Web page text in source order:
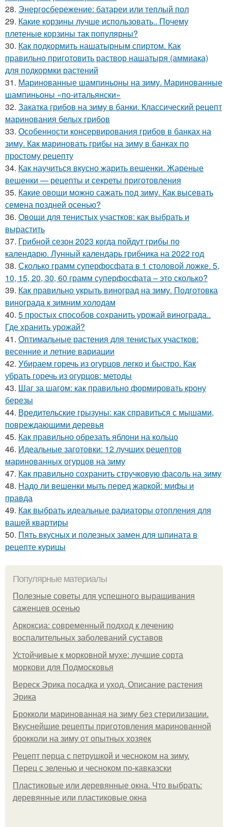
28. Энергосбережение: батареи или теплый пол
29. Какие корзины лучше использовать.. Почему
плетеные корзины так популярны?
30. Как подкормить нашатырным спиртом. Как
правильно приготовить раствор нашатыря (аммиака)
для подкормки растений
31. Маринованные шампиньоны на зиму. Маринованные
шампиньоны «по-итальянски»
32. Закатка грибов на зиму в банки. Классический рецепт
маринования белых грибов
33. Особенности консервирования грибов в банках на
зиму. Как мариновать грибы на зиму в банках по
простому рецепту
34. Как научиться вкусно жарить вешенки. Жареные
вешенки — рецепты и секреты приготовления
35. Какие овощи можно сажать под зиму. Как высевать
семена поздней осенью?
36. Овощи для тенистых участков: как выбрать и
вырастить
37. Грибной сезон 2023 когда пойдут грибы по
календарю. Лунный календарь грибника на 2022 год
38. Сколько грамм суперфосфата в 1 столовой ложке. 5,
10, 15, 20, 30, 60 грамм суперфосфата – это сколько?
39. Как правильно укрыть виноград на зиму. Подготовка
винограда к зимним холодам
40. 5 простых способов сохранить урожай винограда..
Где хранить урожай?
41. Оптимальные растения для тенистых участков:
весенние и летние вариации
42. Убираем горечь из огурцов легко и быстро. Как
убрать горечь из огурцов: методы
43. Шаг за шагом: как правильно формировать крону
березы
44. Вредительские грызуны: как справиться с мышами,
повреждающими деревья
45. Как правильно обрезать яблони на кольцо
46. Идеальные заготовки: 12 лучших рецептов
маринованных огурцов на зиму
47. Как правильно сохранить стручковую фасоль на зиму
48. Надо ли вешенки мыть перед жаркой: мифы и
правда
49. Как выбрать идеальные радиаторы отопления для
вашей квартиры
50. Пять вкусных и полезных замен для шпината в
рецепте курицы
Популярные материалы
Полезные советы для успешного выращивания
саженцев осенью
Аркоксиа: современный подход к лечению
воспалительных заболеваний суставов
Устойчивые к морковной мухе: лучшие сорта
моркови для Подмосковья
Вереск Эрика посадка и уход. Описание растения
Эрика
Брокколи маринованная на зиму без стерилизации.
Вкуснейшие рецепты приготовления маринованной
брокколи на зиму от опытных хозяек
Рецепт перца с петрушкой и чесноком на зиму.
Перец с зеленью и чесноком по-кавказски
Пластиковые или деревянные окна. Что выбрать:
деревянные или пластиковые окна